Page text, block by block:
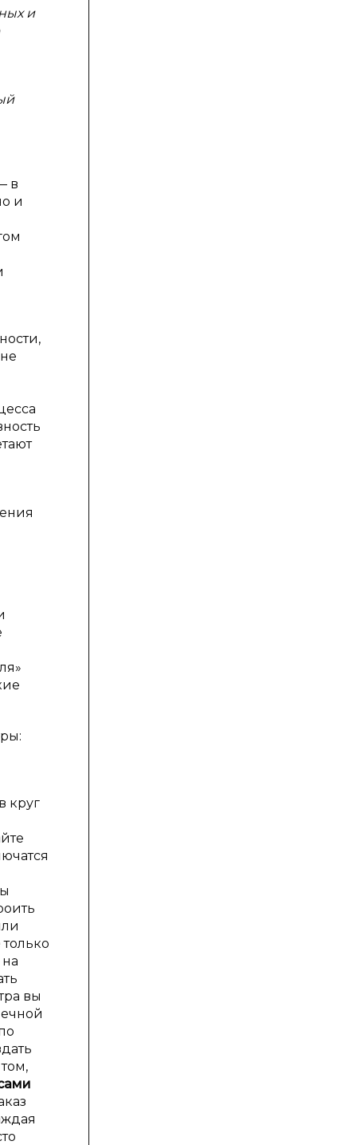
и
в
и
круг
вы